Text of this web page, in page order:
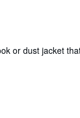
or dust jacket